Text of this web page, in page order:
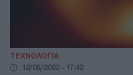
ΤΕΧΝΟΛΟΓΙΑ
12/05/2022 - 17:42